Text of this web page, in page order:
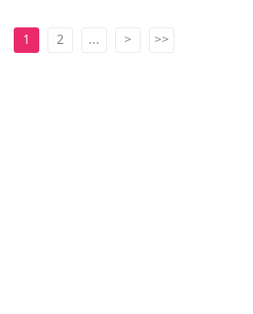
1 2 ... > >>